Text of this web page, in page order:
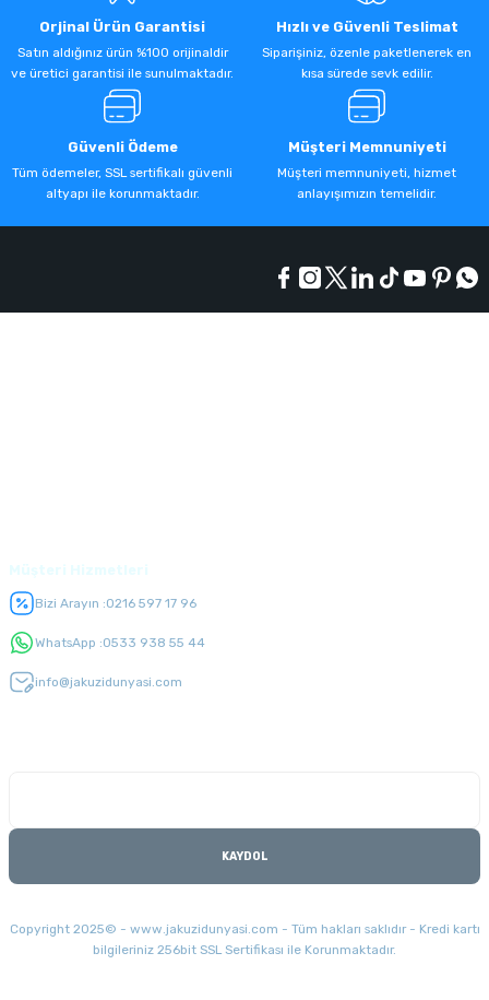
Orjinal Ürün Garantisi
Satın aldığınız ürün %100 orijinaldir
ve üretici garantisi ile sunulmaktadır.
Hızlı ve Güvenli Teslimat
Siparişiniz, özenle paketlenerek en
kısa sürede sevk edilir.
Güvenli Ödeme
Tüm ödemeler, SSL sertifikalı güvenli
altyapı ile korunmaktadır.
Müşteri Memnuniyeti
Müşteri memnuniyeti, hizmet
anlayışımızın temelidir.
Bizi Arayın :0216 597 17 96
WhatsApp :0533 938 55 44
info@jakuzidunyasi.com
KAYDOL
Copyright 2025© - www.jakuzidunyasi.com - Tüm hakları saklıdır - Kredi kartı
bilgileriniz 256bit SSL Sertifikası ile Korunmaktadır.